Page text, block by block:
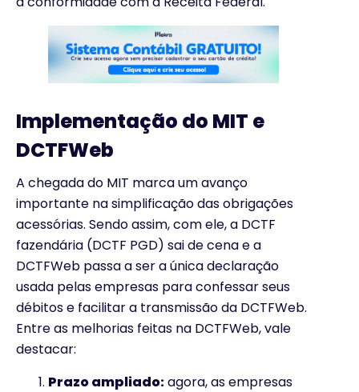
Implementação do MIT e
DCTFWeb
A chegada do MIT marca um avanço
importante na simplificação das obrigações
acessórias. Sendo assim, com ele, a DCTF
fazendária (DCTF PGD) sai de cena e a
DCTFWeb passa a ser a única declaração
usada pelas empresas para confessar seus
débitos e facilitar a transmissão da DCTFWeb.
Entre as melhorias feitas na DCTFWeb, vale
destacar:
Prazo ampliado:agora, as empresas